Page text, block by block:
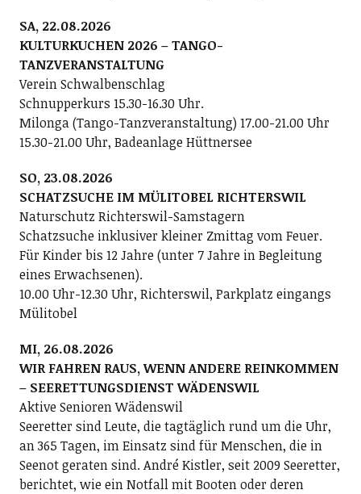
SA, 22.08.2026
KULTURKUCHEN 2026 – TANGO-
TANZVERANSTALTUNG
Verein Schwalbenschlag
Schnupperkurs 15.30-16.30 Uhr.
Milonga (Tango-Tanzveranstaltung) 17.00-21.00 Uhr
15.30-21.00 Uhr, Badeanlage Hüttnersee
SO, 23.08.2026
SCHATZSUCHE IM MÜLITOBEL RICHTERSWIL
Naturschutz Richterswil-Samstagern
Schatzsuche inklusiver kleiner Zmittag vom Feuer.
Für Kinder bis 12 Jahre (unter 7 Jahre in Begleitung
eines Erwachsenen).
10.00 Uhr-12.30 Uhr, Richterswil, Parkplatz eingangs
Mülitobel
MI, 26.08.2026
WIR FAHREN RAUS, WENN ANDERE REINKOMMEN
– SEERETTUNGSDIENST WÄDENSWIL
Aktive Senioren Wädenswil
Seeretter sind Leute, die tagtäglich rund um die Uhr,
an 365 Tagen, im Einsatz sind für Menschen, die in
Seenot geraten sind. André Kistler, seit 2009 Seeretter,
berichtet, wie ein Notfall mit Booten oder deren